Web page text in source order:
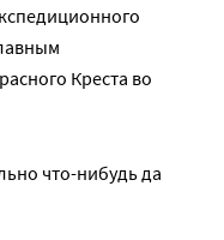
Креста во
что-нибудь да